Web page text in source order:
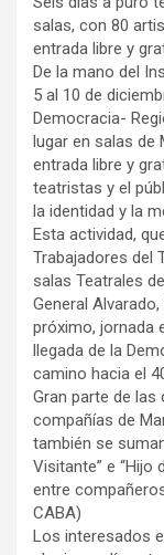
b
o
o
k
n
g
er
salas, con 80
entrada libre y
De la mano del
5 al 10 de
Democracia-
lugar en salas de
entrada libre y
teatristas y el
la identidad y la
Esta actividad,
Trabajadores del
salas Teatrales
General
próximo, jornada
llegada de la
camino hacia el
Gran parte de
compañías de
también se
Visitante” e “Hijo
entre
CABA)
Los interesados